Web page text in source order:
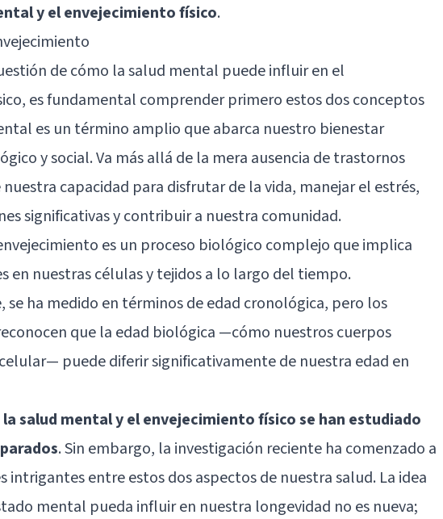
y el envejecimiento físico.
de cómo la salud mental puede influir en el
es fundamental comprender primero estos dos conceptos
es un término amplio que abarca nuestro bienestar
y social. Va más allá de la mera ausencia de trastornos
capacidad para disfrutar de la vida, manejar el estrés,
significativas y contribuir a nuestra comunidad.
es un proceso biológico complejo que implica
en nuestras células y tejidos a lo largo del tiempo.
se ha medido en términos de edad cronológica, pero los
que la edad biológica —cómo nuestros cuerpos
puede diferir significativamente de nuestra edad en
salud mental y el envejecimiento físico se han estudiado
. Sin embargo, la investigación reciente ha comenzado a
intrigantes entre estos dos aspectos de nuestra salud. La idea
mental pueda influir en nuestra longevidad no es nueva;